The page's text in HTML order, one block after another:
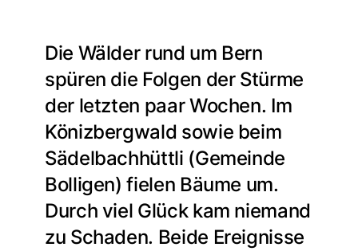
Die Wälder rund um Bern
spüren die Folgen der Stürme
der letzten paar Wochen. Im
Könizbergwald sowie beim
Sädelbachhüttli (Gemeinde
Bolligen) fielen Bäume um.
Durch viel Glück kam niemand
zu Schaden. Beide Ereignisse